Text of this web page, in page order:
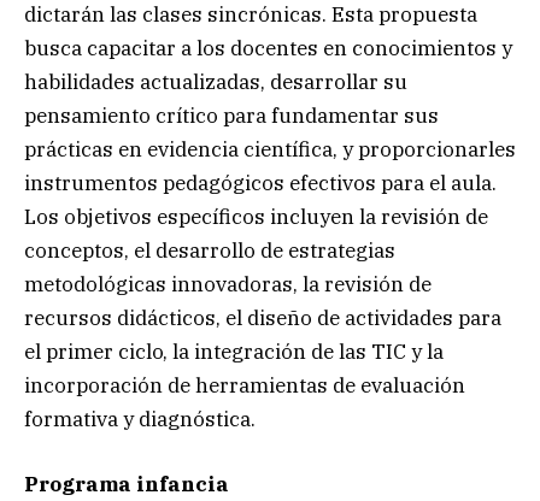
dictarán las clases sincrónicas. Esta propuesta
busca capacitar a los docentes en conocimientos y
habilidades actualizadas, desarrollar su
pensamiento crítico para fundamentar sus
prácticas en evidencia científica, y proporcionarles
instrumentos pedagógicos efectivos para el aula.
Los objetivos específicos incluyen la revisión de
conceptos, el desarrollo de estrategias
metodológicas innovadoras, la revisión de
recursos didácticos, el diseño de actividades para
el primer ciclo, la integración de las TIC y la
incorporación de herramientas de evaluación
formativa y diagnóstica.
Programa infancia